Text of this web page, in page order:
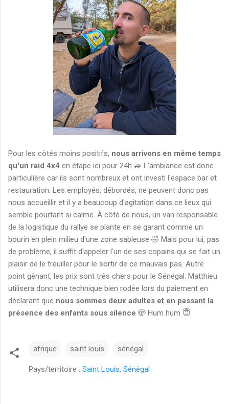
Pour les côtés moins positifs, nous arrivons en même temps
qu'un raid 4x4 en étape ici pour 24h 🚙 L'ambiance est donc
particulière car ils sont nombreux et ont investi l'espace bar et
restauration. Les employés, débordés, ne peuvent donc pas
nous accueillir et il y a beaucoup d'agitation dans ce lieux qui
semble pourtant si calme. À côté de nous, un van responsable
de la logistique du rallye se plante en se garant comme un
bourin en plein milieu d'une zone sableuse 🤣 Mais pour lui, pas
de problème, il suffit d'appeler l'un de ses copains qui se fait un
plaisir de le treuiller pour le sortir de ce mauvais pas. Autre
point gênant, les prix sont très chers pour le Sénégal. Matthieu
utilisera donc une technique bien rodée lors du paiement en
déclarant que nous sommes deux adultes et en passant la
présence des enfants sous silence 🫣 Hum hum 😇
afrique saint louis sénégal
Pays/territoire : Saint Louis, Sénégal